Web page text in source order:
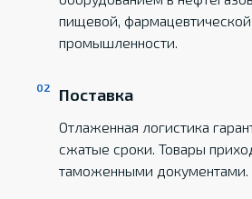
пищевой,
промышленности.
Поставка
Отлаженная логистика
сжатые сроки. Товары
таможенными документами.